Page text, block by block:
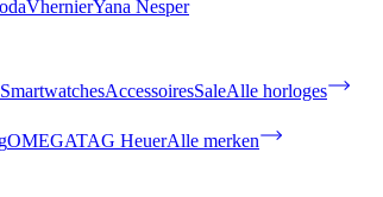
VhernierYana Nesper
SmartwatchesAccessoiresSaleAlle horloges
OMEGATAG HeuerAlle merken